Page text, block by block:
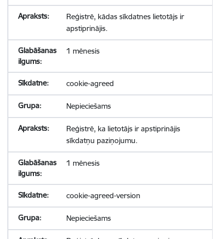
Reģistrē, kādas sīkdatnes lietotājs ir
apstiprinājis.
1 mēnesis
cookie-agreed
Nepieciešams
Reģistrē, ka lietotājs ir apstiprinājis
sīkdatņu paziņojumu.
1 mēnesis
cookie-agreed-version
Nepieciešams